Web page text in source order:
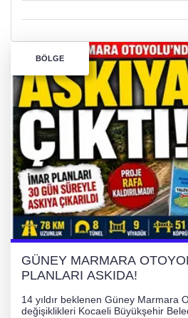
BÖLGE
GÜNEY MARMARA
PLANLARI ASKIDA!
14 yıldır beklenen Güney Marmara
değişiklikleri Kocaeli Büyükşehir